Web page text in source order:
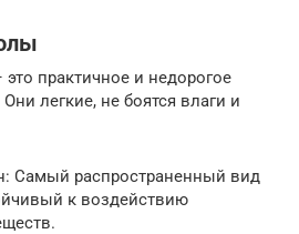
практичное и недорогое
легкие, не боятся влаги и
Самый распространенный вид
к воздействию